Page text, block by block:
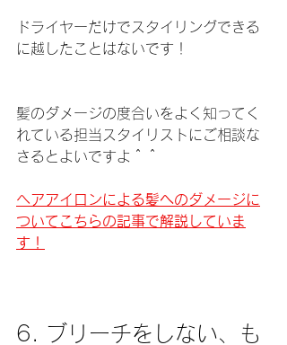
ドライヤーだけでスタイリングできる
に越したことはないです！
髪のダメージの度合いをよく知ってく
れている担当スタイリストにご相談な
さるとよいですよ＾＾
ヘアアイロンによる髪へのダメージに
ついてこちらの記事で解説していま
す！
6. ブリーチをしない、も